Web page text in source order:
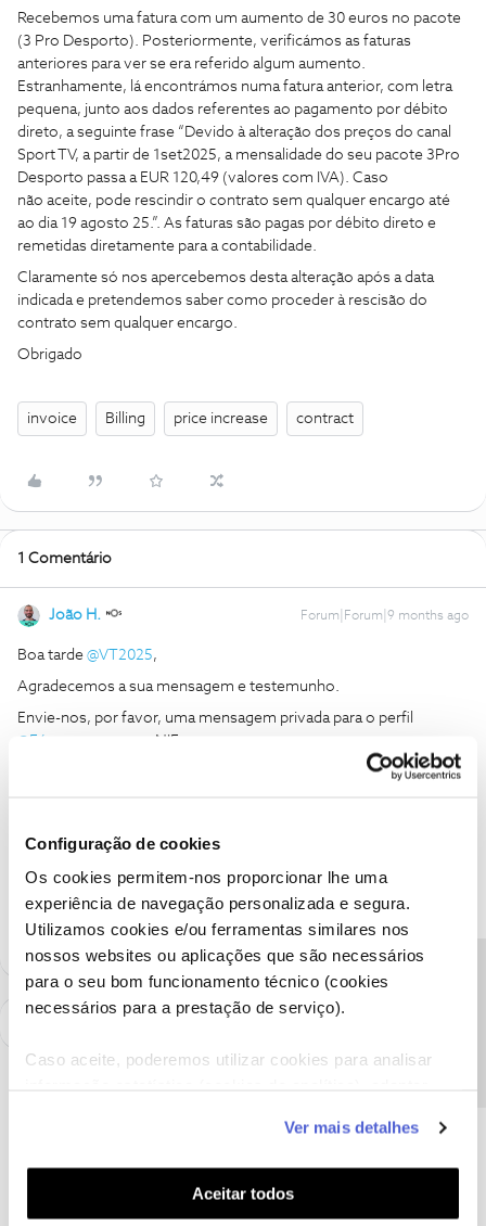
Configuração de cookies
Os cookies permitem-nos proporcionar lhe uma
experiência de navegação personalizada e segura.
Utilizamos cookies e/ou ferramentas similares nos
nossos websites ou aplicações que são necessários
para o seu bom funcionamento técnico (cookies
necessários para a prestação de serviço).
Caso aceite, poderemos utilizar cookies para analisar
funcionalidades (cookies de personalização e
funcionalidade) e adaptar anúncios aos seus interesses
(cookies de publicidade personalizada). Pode gerir a
utilização dos cookies clicando em "Configurar
Ver mais detalhes
Aceitar todos
Recebemos uma fatura com um aumento de 30 euros no pacote
(3 Pro Desporto). Posteriormente, verificámos as faturas
anteriores para ver se era referido algum aumento.
Estranhamente, lá encontrámos numa fatura anterior, com letra
pequena, junto aos dados referentes ao pagamento por débito
direto, a seguinte frase “Devido à alteração dos preços do canal
Sport TV, a partir de 1set2025, a mensalidade do seu pacote 3Pro
Desporto passa a EUR 120,49 (valores com IVA). Caso
não aceite, pode rescindir o contrato sem qualquer encargo até
ao dia 19 agosto 25.”. As faturas são pagas por débito direto e
remetidas diretamente para a contabilidade.
Claramente só nos apercebemos desta alteração após a data
indicada e pretendemos saber como proceder à rescisão do
contrato sem qualquer encargo.
Obrigado
invoice Billing price increase contract
1 Comentário
João H. Forum|Forum|9 months ago
Boa tarde ​ @VT2025,
Agradecemos a sua mensagem e testemunho.
Envie-nos, por favor, uma mensagem privada para o perfil ​
@Fórum
com o seu NIF.
Ajude a comunidade a encontrar informação relevante. Marque
Siga os perfis da moderação, através da opção "Seguir", para estar
sempre a par das ultimas novidades.